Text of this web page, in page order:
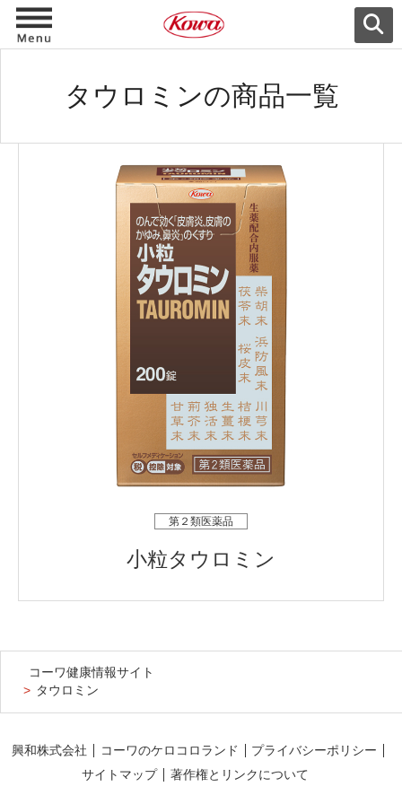
タウロミンの商品一覧
第２類医薬品
小粒タウロミン
コーワ健康情報サイト
タウロミン
興和株式会社 コーワのケロコロランド
プライバシーポリシー
サイトマップ
著作権とリンクについて